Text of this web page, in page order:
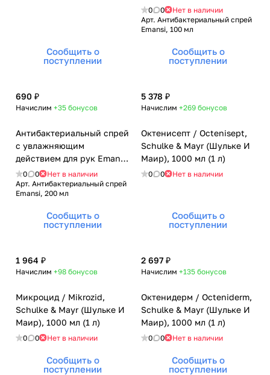
Сообщить о
поступлении
(Эманси), 100 мл
0 0
Нет в наличии
Арт. Антибактериальный спрей
Emansi, 100 мл
Сообщить о
поступлении
690 ₽
Начислим +35 бонусов
Антибактериальный спрей
с увлажняющим
действием для рук Emansi
(Эманси), 200 мл
0 0
Нет в наличии
Арт. Антибактериальный спрей
Emansi, 200 мл
Сообщить о
поступлении
5 378 ₽
Начислим +269 бонусов
Октенисепт / Octenisept,
Schulke & Mayr (Шульке И
Маир), 1000 мл (1 л)
0 0 Нет в наличии
Сообщить о
поступлении
1 964 ₽
Начислим +98 бонусов
Микроцид / Mikrozid,
Schulke & Mayr (Шульке И
Маир), 1000 мл (1 л)
0 0 Нет в наличии
Сообщить о
поступлении
2 697 ₽
Начислим +135 бонусов
Октенидерм / Octeniderm,
Schulke & Mayr (Шульке И
Маир), 1000 мл (1 л)
0 0 Нет в наличии
Сообщить о
поступлении